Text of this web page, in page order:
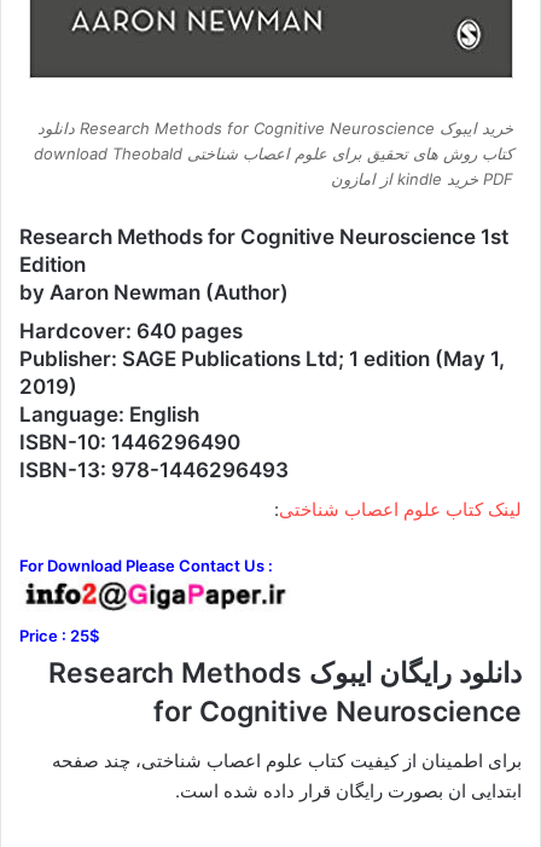
خرید ایبوک Research Methods for Cognitive Neuroscience دانلود
کتاب روش های تحقیق برای علوم اعصاب شناختی download Theobald
PDF خرید kindle از امازون
Research Methods for Cognitive Neuroscience 1st
Edition
by Aaron Newman (Author)
Hardcover: 640 pages
Publisher: SAGE Publications Ltd; 1 edition (May 1,
2019)
Language: English
ISBN-10: 1446296490
ISBN-13: 978-1446296493
لینک کتاب علوم اعصاب شناختی:
For Download Please Contact Us :
Price : 25$
دانلود رایگان ایبوک Research Methods
for Cognitive Neuroscience
برای اطمینان از کیفیت کتاب علوم اعصاب شناختی، چند صفحه
ابتدایی ان بصورت رایگان قرار داده شده است.